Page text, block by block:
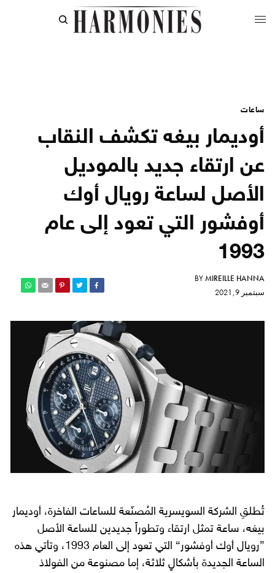
ساعات
أوديمار بيغه تكشف النقاب
عن ارتقاء جديد بالموديل
الأصل لساعة رويال أوك
أوفشور التي تعود إلى عام
1993
BYMIREILLE HANNA
سبتمبر 9, 2021
تُطلقِ الشركة السويسرية المُصنّعة للساعات الفاخرة، أوديمار
بيغه، ساعة تمثل ارتقاء وتطوراً جديدين للساعة الأصل
”رويال أوك أوفشور“ التي تعود إلى العام 1993، وتأتي هذه
الساعة الجديدة بأشكالٍ ثلاثة، إما مصنوعة من الفولاذ